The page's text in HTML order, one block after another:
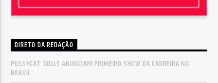
DIRETO DA REDAÇÃO
PUSSYCAT DOLLS ANUNCIAM PRIMEIRO SHOW DA CARREIRA NO
BRASIL